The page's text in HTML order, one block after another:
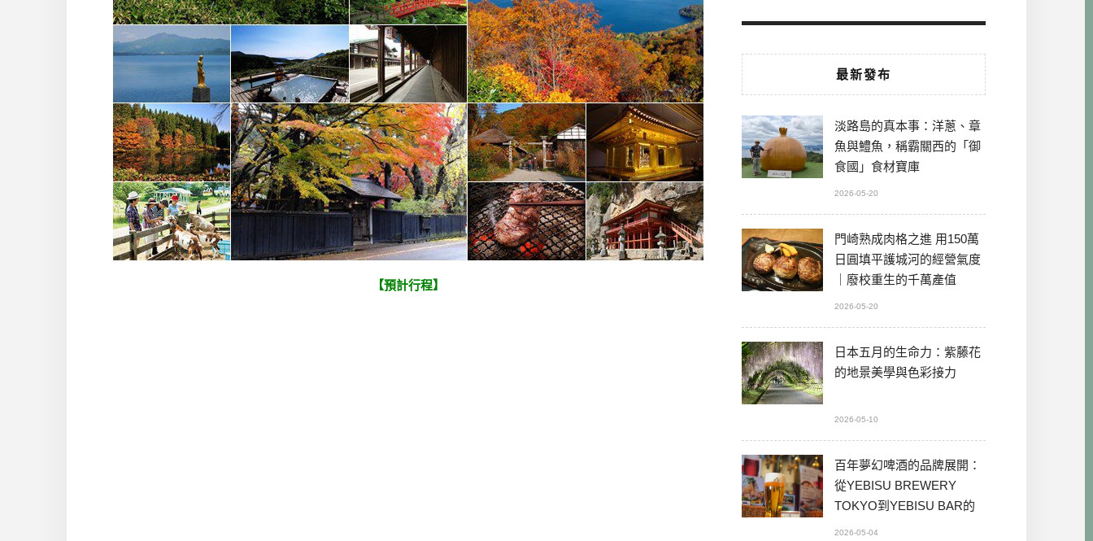
【預計行程】
最新發布
淡路島的真本事：洋蔥、章
魚與鱧魚，稱霸關西的「御
食國」食材寶庫
2026-05-20
門崎熟成肉格之進 用150萬
日圓填平護城河的經營氣度
｜廢校重生的千萬產值
2026-05-20
日本五月的生命力：紫藤花
的地景美學與色彩接力
2026-05-10
百年夢幻啤酒的品牌展開：
從YEBISU BREWERY
TOKYO到YEBISU BAR的
2026-05-04